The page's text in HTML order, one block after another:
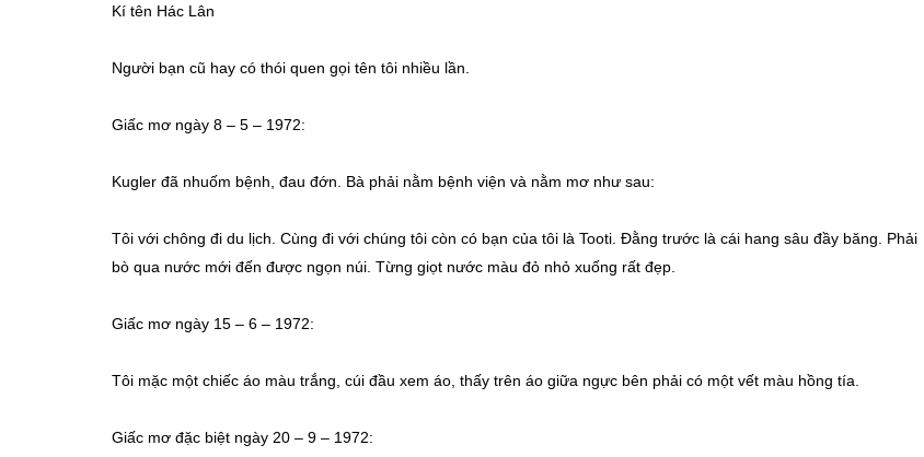
Kí tên Hác Lân
Người bạn cũ hay có thói quen gọi tên tôi nhiều lần.
Giấc mơ ngày 8 – 5 – 1972:
Kugler đã nhuốm bệnh, đau đớn. Bà phải nằm bệnh viện và nằm mơ như sau:
Tôi với chông đi du lịch. Cùng đi với chúng tôi còn có bạn của tôi là Tooti. Đằng trước là cái hang sâu đầy băng. Phải
bò qua nước mới đến được ngọn núi. Từng giọt nước màu đỏ nhỏ xuống rất đẹp.
Giấc mơ ngày 15 – 6 – 1972:
Tôi mặc một chiếc áo màu trắng, cúi đầu xem áo, thấy trên áo giữa ngực bên phải có một vết màu hồng tía.
Giấc mơ đặc biệt ngày 20 – 9 – 1972: